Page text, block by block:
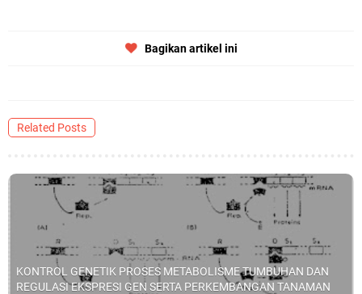
Bagikan artikel ini
Related Posts
KONTROL GENETIK PROSES METABOLISME TUMBUHAN DAN
REGULASI EKSPRESI GEN SERTA PERKEMBANGAN TANAMAN